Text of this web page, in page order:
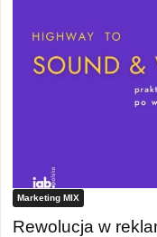
Marketing MIX
Rewolucja w